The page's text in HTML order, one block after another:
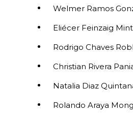
Welmer Ramos
Eliécer Feinzaig
Rodrigo Chaves
Christian Rivera
Natalia Diaz
Rolando Araya